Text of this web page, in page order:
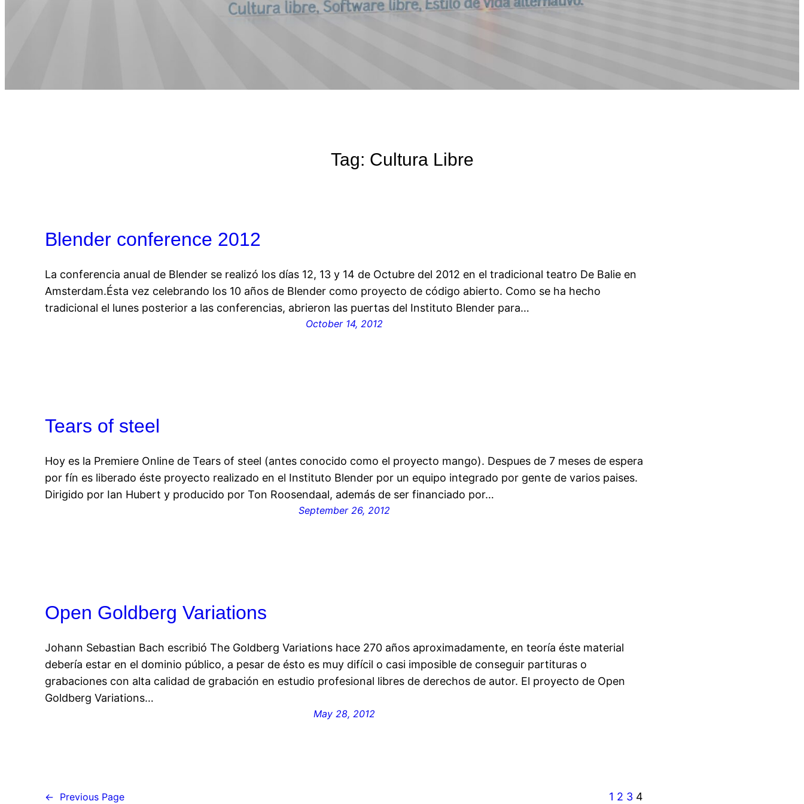
Tag: Cultura Libre
Blender conference 2012
La conferencia anual de Blender se realizó los días 12, 13 y 14 de Octubre del 2012 en el tradicional teatro De Balie en
Amsterdam.Ésta vez celebrando los 10 años de Blender como proyecto de código abierto. Como se ha hecho
tradicional el lunes posterior a las conferencias, abrieron las puertas del Instituto Blender para…
October 14, 2012
Tears of steel
Hoy es la Premiere Online de Tears of steel (antes conocido como el proyecto mango). Despues de 7 meses de espera
por fín es liberado éste proyecto realizado en el Instituto Blender por un equipo integrado por gente de varios paises.
Dirigido por Ian Hubert y producido por Ton Roosendaal, además de ser financiado por…
September 26, 2012
Open Goldberg Variations
Johann Sebastian Bach escribió The Goldberg Variations hace 270 años aproximadamente, en teoría éste material
debería estar en el dominio público, a pesar de ésto es muy difícil o casi imposible de conseguir partituras o
grabaciones con alta calidad de grabación en estudio profesional libres de derechos de autor. El proyecto de Open
Goldberg Variations…
May 28, 2012
← Previous Page 1 2 3 4